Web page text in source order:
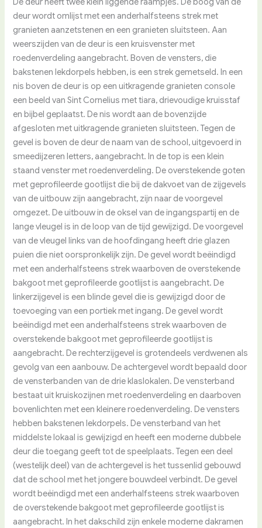
deur wordt omlijst met een anderhalfsteens strek met
granieten aanzetstenen en een granieten sluitsteen. Aan
weerszijden van de deur is een kruisvenster met
roedenverdeling aangebracht. Boven de vensters, die
bakstenen lekdorpels hebben, is een strek gemetseld. In een
nis boven de deur is op een uitkragende granieten console
een beeld van Sint Cornelius met tiara, drievoudige kruisstaf
en bijbel geplaatst. De nis wordt aan de bovenzijde
afgesloten met uitkragende granieten sluitsteen. Tegen de
gevel is boven de deur de naam van de school, uitgevoerd in
smeedijzeren letters, aangebracht. In de top is een klein
staand venster met roedenverdeling. De overstekende goten
met geprofileerde gootlijst die bij de dakvoet van de zijgevels
van de uitbouw zijn aangebracht, zijn naar de voorgevel
omgezet. De uitbouw in de oksel van de ingangspartij en de
lange vleugel is in de loop van de tijd gewijzigd. De voorgevel
van de vleugel links van de hoofdingang heeft drie glazen
puien die niet oorspronkelijk zijn. De gevel wordt beëindigd
met een anderhalfsteens strek waarboven de overstekende
bakgoot met geprofileerde gootlijst is aangebracht. De
linkerzijgevel is een blinde gevel die is gewijzigd door de
toevoeging van een portiek met ingang. De gevel wordt
beëindigd met een anderhalfsteens strek waarboven de
overstekende bakgoot met geprofileerde gootlijst is
aangebracht. De rechterzijgevel is grotendeels verdwenen als
gevolg van een aanbouw. De achtergevel wordt bepaald door
de vensterbanden van de drie klaslokalen. De vensterband
bestaat uit kruiskozijnen met roedenverdeling en daarboven
bovenlichten met een kleinere roedenverdeling. De vensters
hebben bakstenen lekdorpels. De vensterband van het
middelste lokaal is gewijzigd en heeft een moderne dubbele
deur die toegang geeft tot de speelplaats. Tegen een deel
(westelijk deel) van de achtergevel is het tussenlid gebouwd
dat de school met het jongere bouwdeel verbindt. De gevel
wordt beëindigd met een anderhalfsteens strek waarboven
de overstekende bakgoot met geprofileerde gootlijst is
aangebracht. In het dakschild zijn enkele moderne dakramen